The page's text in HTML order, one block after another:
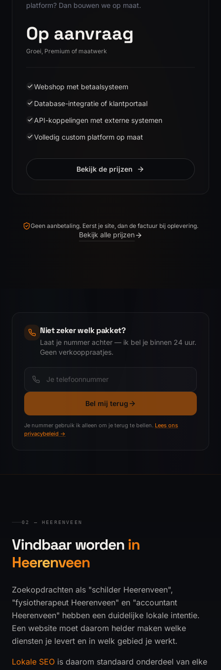
platform? Dan bouwen we op maat.
Op aanvraag
Groei, Premium of maatwerk
Webshop met betaalsysteem
Database-integratie of klantportaal
API-koppelingen met externe systemen
Volledig custom platform op maat
Bekijk de prijzen
Geen aanbetaling. Eerst je site, dan de factuur bij oplevering.
Bekijk alle prijzen
Niet zeker welk pakket?
Laat je nummer achter — ik bel je binnen 24 uur.
Geen verkooppraatjes.
Bel mij terug
Je nummer gebruik ik alleen om je terug te bellen. Lees ons
privacybeleid →
02 — HEERENVEEN
Vindbaar worden in
Heerenveen
Zoekopdrachten als "schilder Heerenveen",
"fysiotherapeut Heerenveen" en "accountant
Heerenveen" hebben een duidelijke lokale intentie.
Een website moet daarom helder maken welke
diensten je levert en in welk gebied je werkt.
Lokale SEO is daarom standaard onderdeel van elke